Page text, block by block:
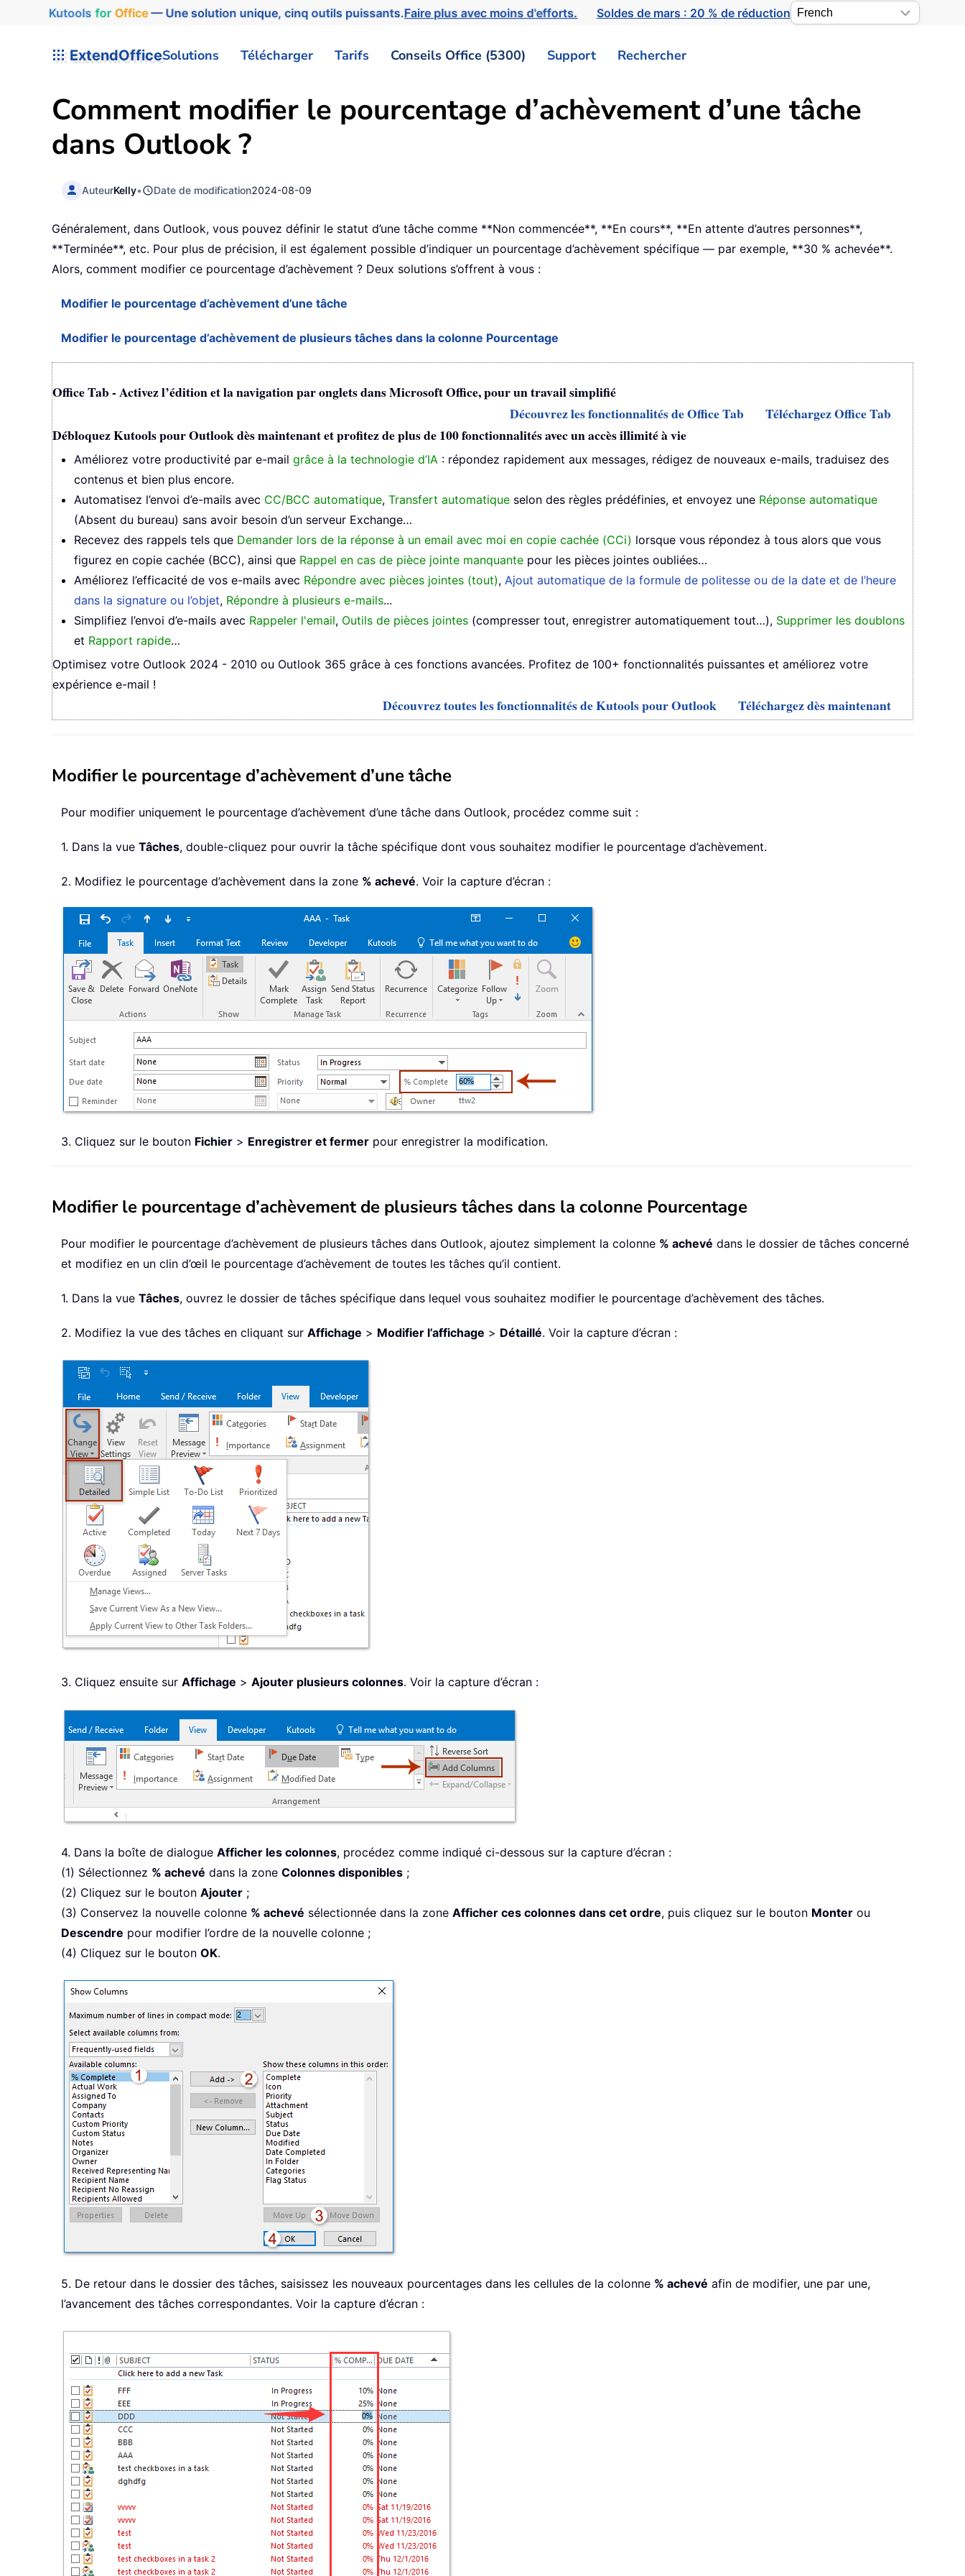
Kutools for Office— Une solution unique, cinq outils puissants.Faire plus avec moins d'efforts. Soldes de mars : 20 % de réduction
ExtendOfficeSolutions Télécharger Tarifs Conseils Office (5300) Support Rechercher
Comment modifier le pourcentage d’achèvement d’une tâche
dans Outlook ?
AuteurKelly• Date de modification2024-08-09
Généralement, dans Outlook, vous pouvez définir le statut d’une tâche comme **Non commencée**, **En cours**, **En attente d’autres personnes**,
**Terminée**, etc. Pour plus de précision, il est également possible d’indiquer un pourcentage d’achèvement spécifique — par exemple, **30 % achevée**.
Alors, comment modifier ce pourcentage d’achèvement ? Deux solutions s’offrent à vous :
Modifier le pourcentage d’achèvement d’une tâche
Modifier le pourcentage d’achèvement de plusieurs tâches dans la colonne Pourcentage
Office Tab - Activez l’édition et la navigation par onglets dans Microsoft Office, pour un travail simplifié
Découvrez les fonctionnalités de Office Tab
Téléchargez Office Tab
Débloquez Kutools pour Outlook dès maintenant et profitez de plus de 100 fonctionnalités avec un accès illimité à vie
Améliorez votre productivité par e-mail grâce à la technologie d’IA : répondez rapidement aux messages, rédigez de nouveaux e-mails, traduisez des
contenus et bien plus encore.
Automatisez l’envoi d’e-mails avec CC/BCC automatique, Transfert automatique selon des règles prédéfinies, et envoyez une Réponse automatique
(Absent du bureau) sans avoir besoin d’un serveur Exchange…
Recevez des rappels tels que Demander lors de la réponse à un email avec moi en copie cachée (CCi) lorsque vous répondez à tous alors que vous
figurez en copie cachée (BCC), ainsi que Rappel en cas de pièce jointe manquante pour les pièces jointes oubliées…
Améliorez l’efficacité de vos e-mails avec Répondre avec pièces jointes (tout), Ajout automatique de la formule de politesse ou de la date et de l’heure
dans la signature ou l’objet, Répondre à plusieurs e-mails...
Simplifiez l’envoi d’e-mails avec Rappeler l'email, Outils de pièces jointes (compresser tout, enregistrer automatiquement tout…), Supprimer les doublons
et Rapport rapide…
Optimisez votre Outlook 2024 - 2010 ou Outlook 365 grâce à ces fonctions avancées. Profitez de 100+ fonctionnalités puissantes et améliorez votre
expérience e-mail !
Découvrez toutes les fonctionnalités de Kutools pour Outlook Téléchargez dès maintenant
Modifier le pourcentage d’achèvement d’une tâche
Pour modifier uniquement le pourcentage d’achèvement d’une tâche dans Outlook, procédez comme suit :
1. Dans la vue Tâches, double-cliquez pour ouvrir la tâche spécifique dont vous souhaitez modifier le pourcentage d’achèvement.
2. Modifiez le pourcentage d’achèvement dans la zone % achevé. Voir la capture d’écran :
3. Cliquez sur le bouton Fichier > Enregistrer et fermer pour enregistrer la modification.
Modifier le pourcentage d’achèvement de plusieurs tâches dans la colonne Pourcentage
Pour modifier le pourcentage d’achèvement de plusieurs tâches dans Outlook, ajoutez simplement la colonne % achevé dans le dossier de tâches concerné
et modifiez en un clin d’œil le pourcentage d’achèvement de toutes les tâches qu’il contient.
1. Dans la vue Tâches, ouvrez le dossier de tâches spécifique dans lequel vous souhaitez modifier le pourcentage d’achèvement des tâches.
2. Modifiez la vue des tâches en cliquant sur Affichage > Modifier l’affichage > Détaillé. Voir la capture d’écran :
3. Cliquez ensuite sur Affichage > Ajouter plusieurs colonnes. Voir la capture d’écran :
4. Dans la boîte de dialogue Afficher les colonnes, procédez comme indiqué ci-dessous sur la capture d’écran :
(1) Sélectionnez % achevé dans la zone Colonnes disponibles ;
(2) Cliquez sur le bouton Ajouter ;
(3) Conservez la nouvelle colonne % achevé sélectionnée dans la zone Afficher ces colonnes dans cet ordre, puis cliquez sur le bouton Monter ou
Descendre pour modifier l’ordre de la nouvelle colonne ;
(4) Cliquez sur le bouton OK.
5. De retour dans le dossier des tâches, saisissez les nouveaux pourcentages dans les cellules de la colonne % achevé afin de modifier, une par une,
l’avancement des tâches correspondantes. Voir la capture d’écran :